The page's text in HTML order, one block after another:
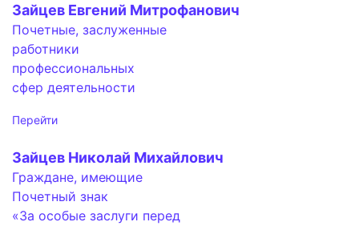
Зайцев Евгений Митрофанович
Почетные, заслуженные
работники
профессиональных
сфер деятельности
Перейти
Зайцев Николай Михайлович
Граждане, имеющие
Почетный знак
«За особые заслуги перед